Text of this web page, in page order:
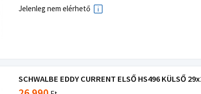
Jelenleg nem elérhető
SCHWALBE EDDY CURRENT ELSŐ HS496 KÜLSŐ